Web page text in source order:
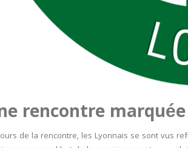
rencontre
de la rencontre, les Lyonnais se sont vus